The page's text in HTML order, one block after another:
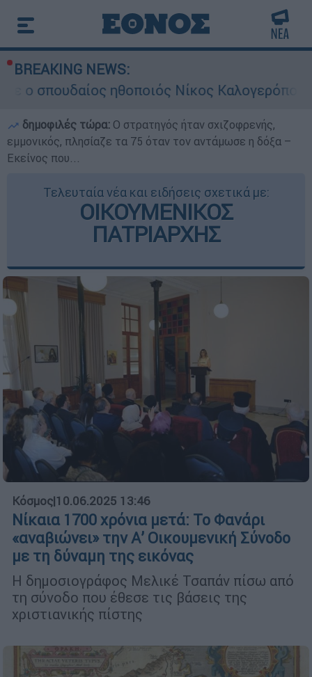
BREAKING NEWS:
ηθοποιός Νίκος Καλογερόπουλος
δημοφιλές τώρα: O στρατηγός ήταν σχιζοφρενής,
εμμονικός, πλησίαζε τα 75 όταν τον αντάμωσε η δόξα –
Εκείνος που...
Τελευταία νέα και ειδήσεις σχετικά με:
ΟΙΚΟΥΜΕΝΙΚΟΣ
ΠΑΤΡΙΑΡΧΗΣ
Κόσμος|10.06.2025 13:46
Νίκαια 1700 χρόνια μετά: Το Φανάρι
«αναβιώνει» την Α’ Οικουμενική Σύνοδο
με τη δύναμη της εικόνας
Η δημοσιογράφος Μελικέ Τσαπάν πίσω από
τη σύνοδο που έθεσε τις βάσεις της
χριστιανικής πίστης